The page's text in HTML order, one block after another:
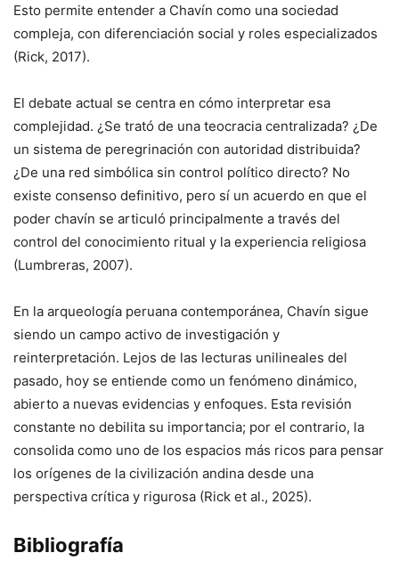
Esto permite entender a Chavín como una sociedad
compleja, con diferenciación social y roles especializados
(Rick, 2017).
El debate actual se centra en cómo interpretar esa
complejidad. ¿Se trató de una teocracia centralizada? ¿De
un sistema de peregrinación con autoridad distribuida?
¿De una red simbólica sin control político directo? No
existe consenso definitivo, pero sí un acuerdo en que el
poder chavín se articuló principalmente a través del
control del conocimiento ritual y la experiencia religiosa
(Lumbreras, 2007).
En la arqueología peruana contemporánea, Chavín sigue
siendo un campo activo de investigación y
reinterpretación. Lejos de las lecturas unilineales del
pasado, hoy se entiende como un fenómeno dinámico,
abierto a nuevas evidencias y enfoques. Esta revisión
constante no debilita su importancia; por el contrario, la
consolida como uno de los espacios más ricos para pensar
los orígenes de la civilización andina desde una
perspectiva crítica y rigurosa (Rick et al., 2025).
Bibliografía